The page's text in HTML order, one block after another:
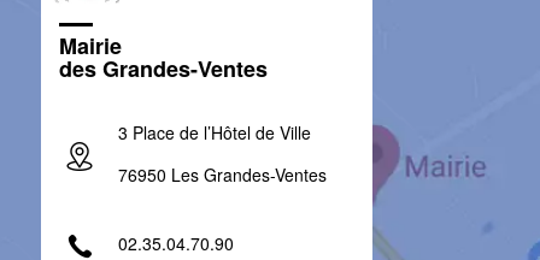
Mairie
des Grandes-Ventes
3 Place de l’Hôtel de Ville
76950 Les Grandes-Ventes
02.35.04.70.90